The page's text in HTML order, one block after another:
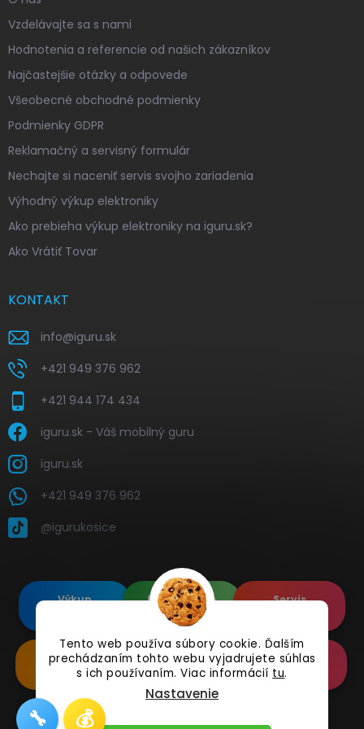
Tento web používa súbory cookie. Ďalším
prechádzaním tohto webu vyjadrujete súhlas
s ich používaním. Viac informácií tu.
Nastavenie
Vzdelávajte sa s nami
Hodnotenia a referencie od našich zákazníkov
Najčastejšie otázky a odpovede
Všeobecné obchodné podmienky
Podmienky GDPR
Reklamačný a servisný formulár
Nechajte si naceniť servis svojho zariadenia
Výhodný výkup elektroniky
Ako prebieha výkup elektroniky na iguru.sk?
Ako Vrátiť Tovar
KONTAKT
info@iguru.sk
+421 949 376 962
+421 944 174 434
iguru.sk - Váš mobilný guru
iguru.sk
+421 949 376 962
@igurukosice
Výkup
Renovované
Apple's
Servis
Renovované
Samsung's
Doplnkové
Príslušenstvo
Online
Reklamácia
🔧 💰